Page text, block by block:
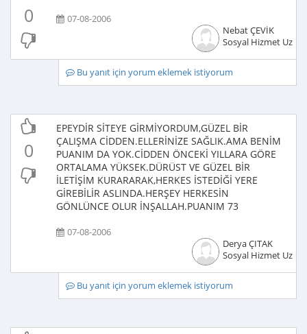
0
07-08-2006
Nebat ÇEVİK
Sosyal Hizmet
Bu yanıt için yorum eklemek istiyorum
0
EPEYDİR SİTEYE GİRMİYORDUM,GÜZEL BİR
ÇALIŞMA CİDDEN.ELLERİNİZE SAĞLIK.AMA BENİM
PUANIM DA YOK.CİDDEN ÖNCEKİ YILLARA GÖRE
ORTALAMA YÜKSEK.DÜRÜST VE GÜZEL BİR
İLETİŞİM KURARARAK,HERKES İSTEDİĞİ YERE
GİREBİLİR ASLINDA.HERŞEY HERKESİN
GÖNLÜNCE OLUR İNŞALLAH.PUANIM 73
07-08-2006
Derya ÇITAK
Sosyal Hizmet
Bu yanıt için yorum eklemek istiyorum